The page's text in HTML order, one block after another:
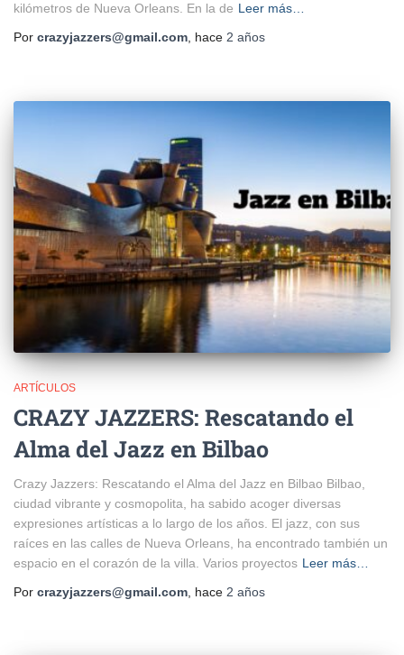
kilómetros de Nueva Orleans. En la de Leer más…
Por crazyjazzers@gmail.com, hace 2 años
ARTÍCULOS
CRAZY JAZZERS: Rescatando el
Alma del Jazz en Bilbao
Crazy Jazzers: Rescatando el Alma del Jazz en Bilbao Bilbao,
ciudad vibrante y cosmopolita, ha sabido acoger diversas
expresiones artísticas a lo largo de los años. El jazz, con sus
raíces en las calles de Nueva Orleans, ha encontrado también un
espacio en el corazón de la villa. Varios proyectos Leer más…
Por crazyjazzers@gmail.com , hace 2 años